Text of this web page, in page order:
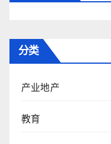
分类
产业地产
教育